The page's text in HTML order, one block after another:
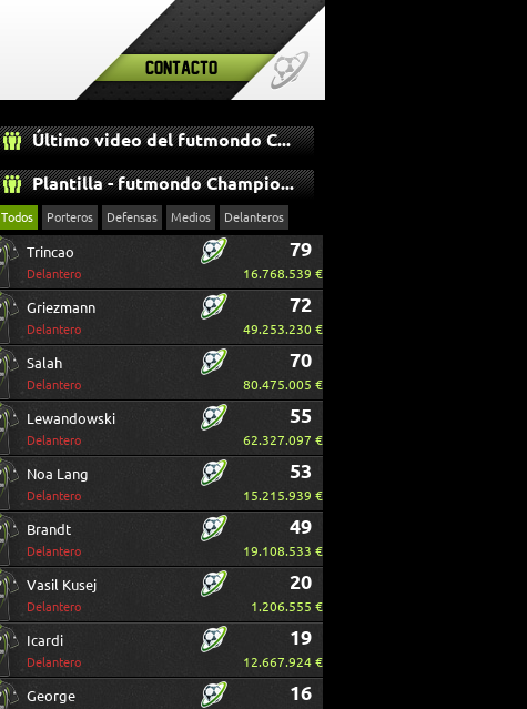
Contacto
Último video del futmondo Champions
Plantilla - futmondo Champions
Todos Porteros Defensas Medios Delanteros
Trincao
Delantero
79
16.768.539 €
Griezmann
Delantero
72
49.253.230 €
Salah
Delantero
70
80.475.005 €
Lewandowski
Delantero
55
62.327.097 €
Noa Lang
Delantero
53
15.215.939 €
Brandt
Delantero
49
19.108.533 €
Vasil Kusej
Delantero
20
1.206.555 €
Icardi
Delantero
19
12.667.924 €
George 16